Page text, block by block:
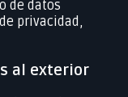
de datos
privacidad,
al exterior